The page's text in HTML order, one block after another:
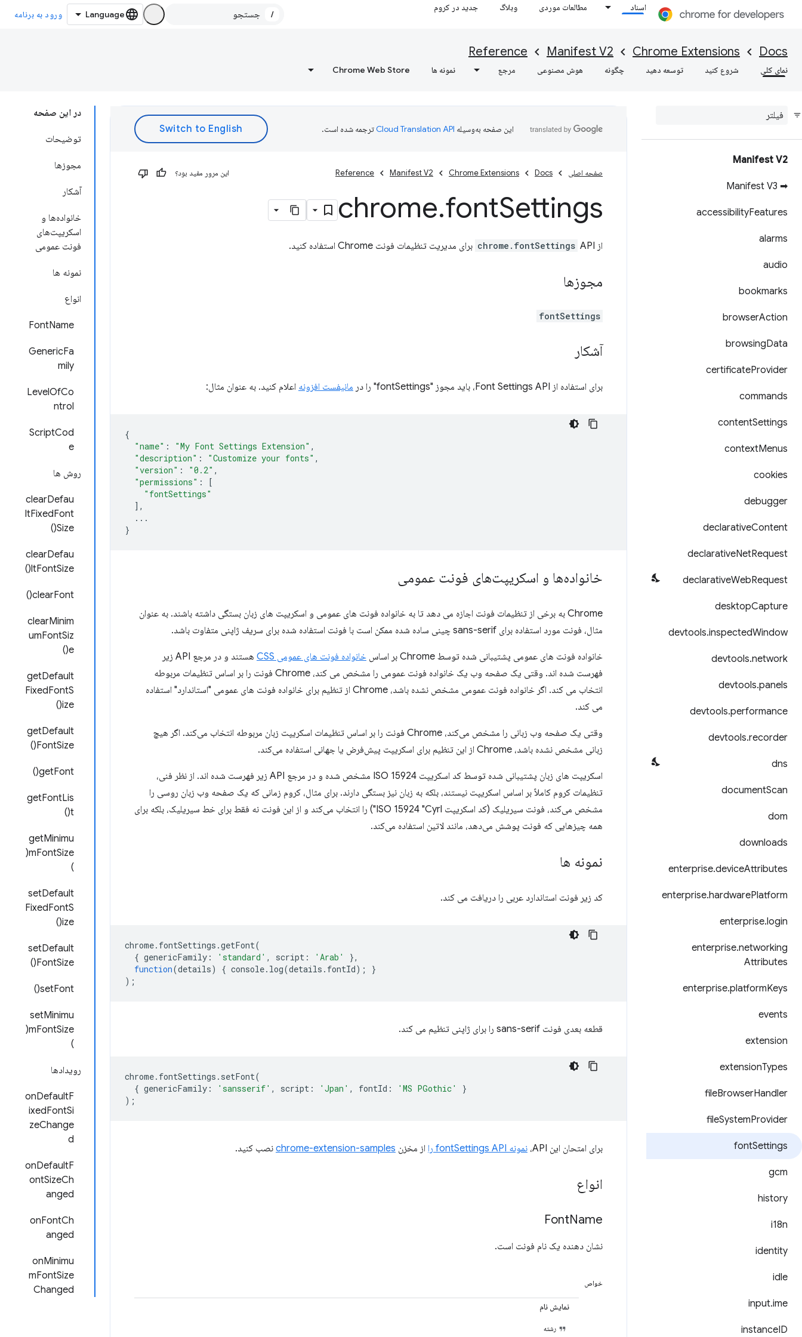
اسناد مطالعات موردی وبلاگ جدید در کروم
/ ورود به برنامه
Docs
Chrome Extensions
Manifest V2
Reference
نمای کلی شروع کنید توسعه دهید چگونه هوش مصنوعی مرجع نمونه ها Chrome Web Store
Manifest V2
➡ Manifest V3
accessibilityFeatures
alarms
audio
bookmarks
browserAction
browsingData
certificateProvider
commands
contentSettings
contextMenus
cookies
debugger
declarativeContent
declarativeNetRequest
declarativeWebRequest
desktopCapture
devtools.inspectedWindow
devtools.network
devtools.panels
devtools.performance
devtools.recorder
dns
documentScan
dom
downloads
enterprise.deviceAttributes
enterprise.hardwarePlatform
enterprise.login
enterprise.networking
Attributes
enterprise.platformKeys
events
extension
extensionTypes
fileBrowserHandler
fileSystemProvider
fontSettings
gcm
history
i18n
identity
idle
input.ime
instanceID
در این صفحه
توضیحات
مجوزها
آشکار
خانواده‌ها و
اسکریپت‌های
فونت عمومی
نمونه ها
انواع
FontName
GenericFa
mily
LevelOfCo
ntrol
ScriptCod
e
روش ها
clearDefau
ltFixedFont
Size()
clearDefau
ltFontSize()
clearFont()
clearMinim
umFontSiz
e()
getDefault
FixedFontS
ize()
getDefault
FontSize()
getFont()
getFontLis
t()
getMinimu
mFontSize(
)
setDefault
FixedFontS
ize()
setDefault
FontSize()
setFont()
setMinimu
mFontSize(
)
رویدادها
onDefaultF
ixedFontSi
zeChange
d
onDefaultF
ontSizeCh
anged
onFontCh
anged
onMinimu
mFontSize
Changed
این صفحه به‌وسیله ترجمه شده است.
صفحه اصلی Docs
Chrome Extensions
Manifest V2
Reference این مرور مفید بود؟
chrome.fontSettings
از chrome.fontSettings API برای مدیریت تنظیمات فونت Chrome استفاده کنید.
مجوزها
fontSettings
آشکار
برای استفاده از Font Settings API، باید مجوز "fontSettings" را در مانیفست افزونه اعلام کنید. به عنوان مثال:
{
"name" : "My Font Settings Extension" ,
"description" : "Customize your fonts" ,
"version" : "0.2" ,
"permissions" :
[
"fontSettings"
],
...
}
خانواده‌ها و اسکریپت‌های فونت عمومی
Chrome به برخی از تنظیمات فونت اجازه می دهد تا به خانواده فونت های عمومی و اسکریپت های زبان بستگی داشته باشند. به عنوان
مثال، فونت مورد استفاده برای sans-serif چینی ساده شده ممکن است با فونت استفاده شده برای سریف ژاپنی متفاوت باشد.
خانواده فونت های عمومی پشتیبانی شده توسط Chrome بر اساس خانواده فونت های عمومی CSS
هستند و در مرجع API زیر
فهرست شده اند. وقتی یک صفحه وب یک خانواده فونت عمومی را مشخص می کند، Chrome فونت را بر اساس تنظیمات مربوطه
انتخاب می کند. اگر خانواده فونت عمومی مشخص نشده باشد، Chrome از تنظیم برای خانواده فونت های عمومی "استاندارد" استفاده
می کند.
وقتی یک صفحه وب زبانی را مشخص می‌کند، Chrome فونت را بر اساس تنظیمات اسکریپت زبان مربوطه انتخاب می‌کند. اگر هیچ
زبانی مشخص نشده باشد، Chrome از این تنظیم برای اسکریپت پیش‌فرض یا جهانی استفاده می‌کند.
اسکریپت های زبان پشتیبانی شده توسط کد اسکریپت ISO 15924 مشخص شده و در مرجع API زیر فهرست شده اند. از نظر فنی،
تنظیمات کروم کاملاً بر اساس اسکریپت نیستند، بلکه به زبان نیز بستگی دارند. برای مثال، کروم زمانی که یک صفحه وب زبان روسی را
مشخص می‌کند، فونت سیریلیک (کد اسکریپت ISO 15924 "Cyrl") را انتخاب می‌کند و از این فونت نه فقط برای خط سیریلیک، بلکه برای
همه چیزهایی که فونت پوشش می‌دهد، مانند لاتین استفاده می‌کند.
نمونه ها
کد زیر فونت استاندارد عربی را دریافت می کند.
chrome. fontSettings .getFont(
{ genericFamily : 'standard' , script : 'Arab'
},
function(details) { console. log(details . fontId);
}
);
قطعه بعدی فونت sans-serif را برای ژاپنی تنظیم می کند.
chrome. fontSettings . setFont(
{ genericFamily : 'sansserif' , script : 'Jpan' , fontId : 'MS PGothic'
}
);
برای امتحان این API، نمونه fontSettings API را از مخزن chrome-extension-samples نصب کنید.
انواع
FontName
نشان دهنده یک نام فونت است.
خواص
نمایش نام
رشته